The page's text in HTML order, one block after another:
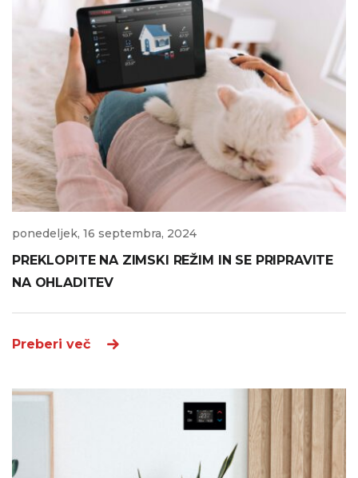
ponedeljek, 16 septembra, 2024
PREKLOPITE NA ZIMSKI REŽIM IN SE PRIPRAVITE
NA OHLADITEV
Preberi več